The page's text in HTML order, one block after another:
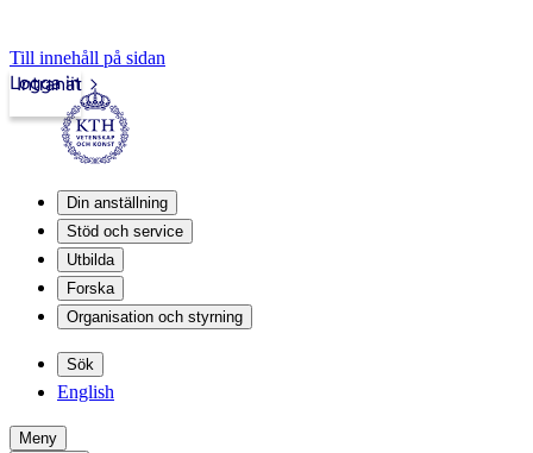
Till innehåll på sidan
Intranät
Logga in
Din anställning
Stöd och service
Utbilda
Forska
Organisation och styrning
Sök
English
Meny